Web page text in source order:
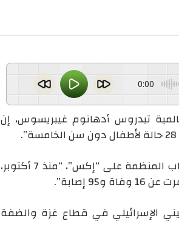
0:00
تيدروس أدهانوم غيبريسوس، إن
وأضاف غيبريسوس في مؤتمر صحفي عبر الإنترنت بثه حساب المنظمة على “إكس”، “منذ 7 أكتوبر،
الإسرائيلي في قطاع غزة والضفة